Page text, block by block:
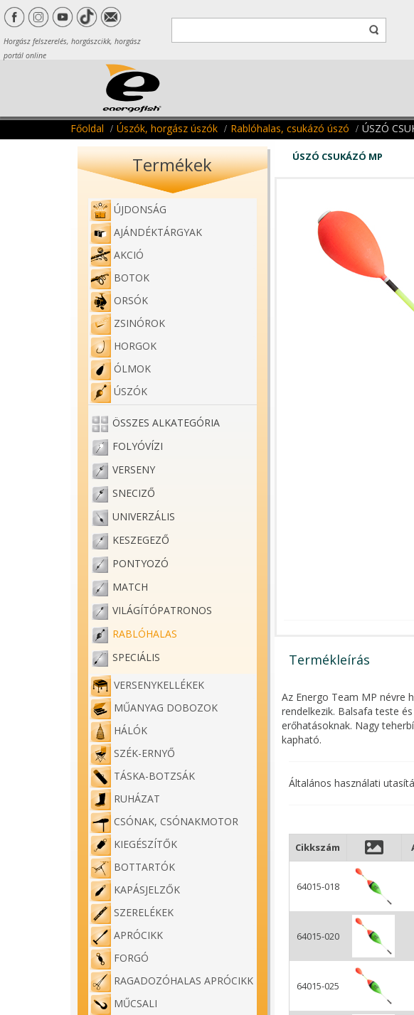
Horgász felszerelés, horgászcikk, horgász
portál online
Főoldal Úszók, horgász úszók Rablóhalas, csukázó úszó ÚSZÓ
Termékek
ÚJDONSÁG
AJÁNDÉKTÁRGYAK
AKCIÓ
BOTOK
ORSÓK
ZSINÓROK
HORGOK
ÓLMOK
ÚSZÓK
ÖSSZES ALKATEGÓRIA
FOLYÓVÍZI
VERSENY
SNECIZŐ
UNIVERZÁLIS
KESZEGEZŐ
PONTYOZÓ
MATCH
VILÁGÍTÓPATRONOS
RABLÓHALAS
SPECIÁLIS
VERSENYKELLÉKEK
MŰANYAG DOBOZOK
HÁLÓK
SZÉK-ERNYŐ
TÁSKA-BOTZSÁK
RUHÁZAT
CSÓNAK, CSÓNAKMOTOR
KIEGÉSZÍTŐK
BOTTARTÓK
KAPÁSJELZŐK
SZERELÉKEK
APRÓCIKK
FORGÓ
RAGADOZÓHALAS APRÓCIKK
MŰCSALI
ÚSZÓ CSUKÁZÓ MP
Termékleírás
Az Energo Team MP névre
rendelkezik. Balsafa teste
erőhatásoknak. Nagy
kapható.
Általános használati
Cikkszám
64015-018
64015-020
64015-025